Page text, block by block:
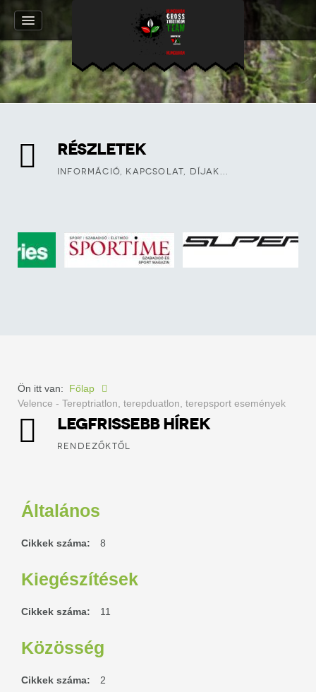
RÉSZLETEK
INFORMÁCIÓ, KAPCSOLAT, DÍJAK...
Ön itt van: Főlap
Velence - Tereptriatlon, terepduatlon, terepsport események
LEGFRISSEBB HÍREK
RENDEZŐKTŐL
Általános
Cikkek száma: 8
Kiegészítések
Cikkek száma: 11
Közösség
Cikkek száma: 2